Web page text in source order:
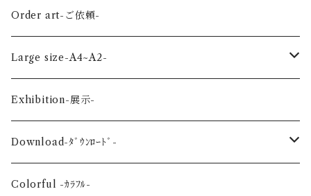
Land-陸の生き物-
Planet-惑星-
Flower-花-
Wedding-婚礼-
Event-祝祭-
Autumn-秋-
Winter-冬-
Art panel -ｱｰﾄﾊﾟﾈﾙ-
Acrylic figure -ｱｸﾘﾙﾌｨｷﾞｭｱ-
Flower ‐花-
Mini -ミニ-
Okinawa-沖縄-
Order art-ご依頼-
Large size-A4~A2-
A4
A3
A2
Exhibition-展示-
Download-ﾀﾞｳﾝﾛｰﾄﾞ-
Alphabet-文字-
Colorful -ｶﾗﾌﾙ-